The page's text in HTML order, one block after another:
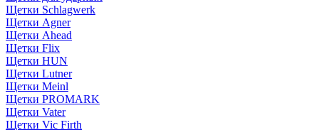
Щетки Schlagwerk
Щетки Agner
Щетки Ahead
Щетки Flix
Щетки HUN
Щетки Lutner
Щетки Meinl
Щетки PROMARK
Щетки Vater
Щетки Vic Firth